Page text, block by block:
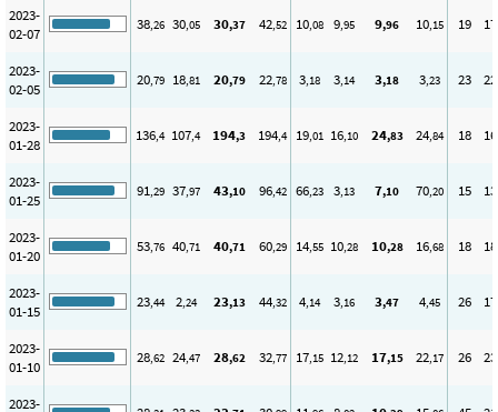
2023-
02-07
38,26 30,05 30,37 42,52 10,08 9,95 9,96 10,15 19 17
2023-
02-05
20,79 18,81 20,79 22,78 3,18 3,14 3,18 3,23 23 22
2023-
01-28
136,4 107,4 194,3 194,4 19,01 16,10 24,83 24,84 18 16
2023-
01-25
91,29 37,97 43,10 96,42 66,23 3,13 7,10 70,20 15 13
2023-
01-20
53,76 40,71 40,71 60,29 14,55 10,28 10,28 16,68 18 18
2023-
01-15
23,44 2,24 23,13 44,32 4,14 3,16 3,47 4,45 26 17
2023-
01-10
28,62 24,47 28,62 32,77 17,15 12,12 17,15 22,17 26 23
2023-